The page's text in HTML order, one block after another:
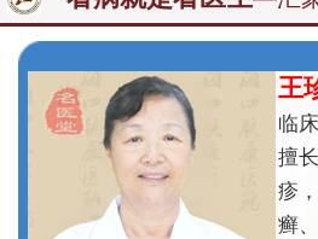
王
临
擅
疹
癣